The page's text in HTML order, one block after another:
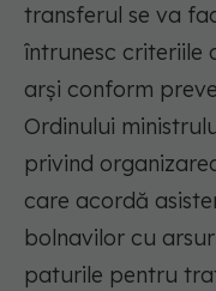
transferul se va
întrunesc criteriile
arși conform
Ordinului
privind
care acordă
bolnavilor cu
paturile pentru